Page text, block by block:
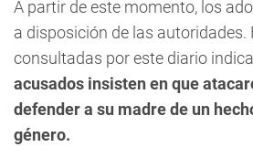
A partir de este momento, los
a disposición de las autoridades.
consultadas por este diario
acusados insisten en que
defender a su madre de un
género.